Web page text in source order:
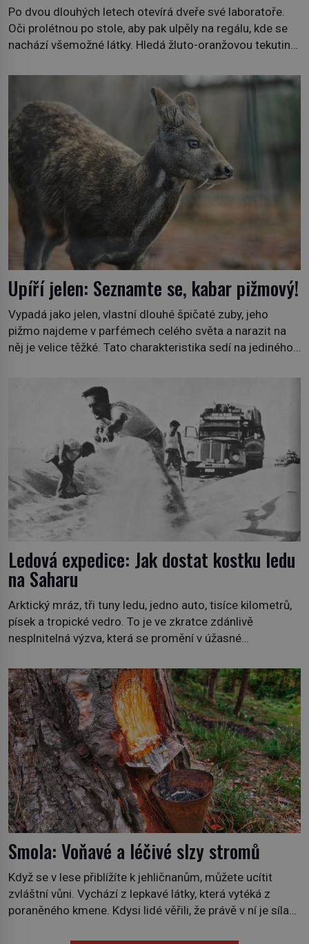
Po dvou dlouhých letech otevírá dveře své laboratoře.
Oči prolétnou po stole, aby pak ulpěly na regálu, kde se
nachází všemožné látky. Hledá žluto-oranžovou tekutinu,
plán dokončit. Pod termínem aqua regia se skrývá
směs s názvem lučavka královská. Svůj přídomek nemá
pro nic za nic, […]
Upíří jelen: Seznamte se, kabar pižmový!
Vypadá jako jelen, vlastní dlouhé špičaté zuby, jeho
pižmo najdeme v parfémech celého světa a narazit na
něj je velice těžké. Tato charakteristika sedí na jediného
1778), jenže v Asii o něm ví už celá staletí. Zvíře
připomíná jelena, v kohoutku dosahuje […]
Ledová expedice: Jak dostat kostku ledu
na Saharu
Arktický mráz, tři tuny ledu, jedno auto, tisíce kilometrů,
písek a tropické vedro. To je ve zkratce zdánlivě
nesplnitelná výzva, která se promění v úžasné
na podzim 1958 jako hec. Rádio Luxembourg přichází s
neobvyklou výzvou. Tomu, kdo dokáže dopravit ze
severního polárního kruhu na […]
Smola: Voňavé a léčivé slzy stromů
Když se v lese přiblížíte k jehličnanům, můžete ucítit
zvláštní vůni. Vychází z lepkavé látky, která vytéká z
poraněného kmene. Kdysi lidé věřili, že právě v ní je síla